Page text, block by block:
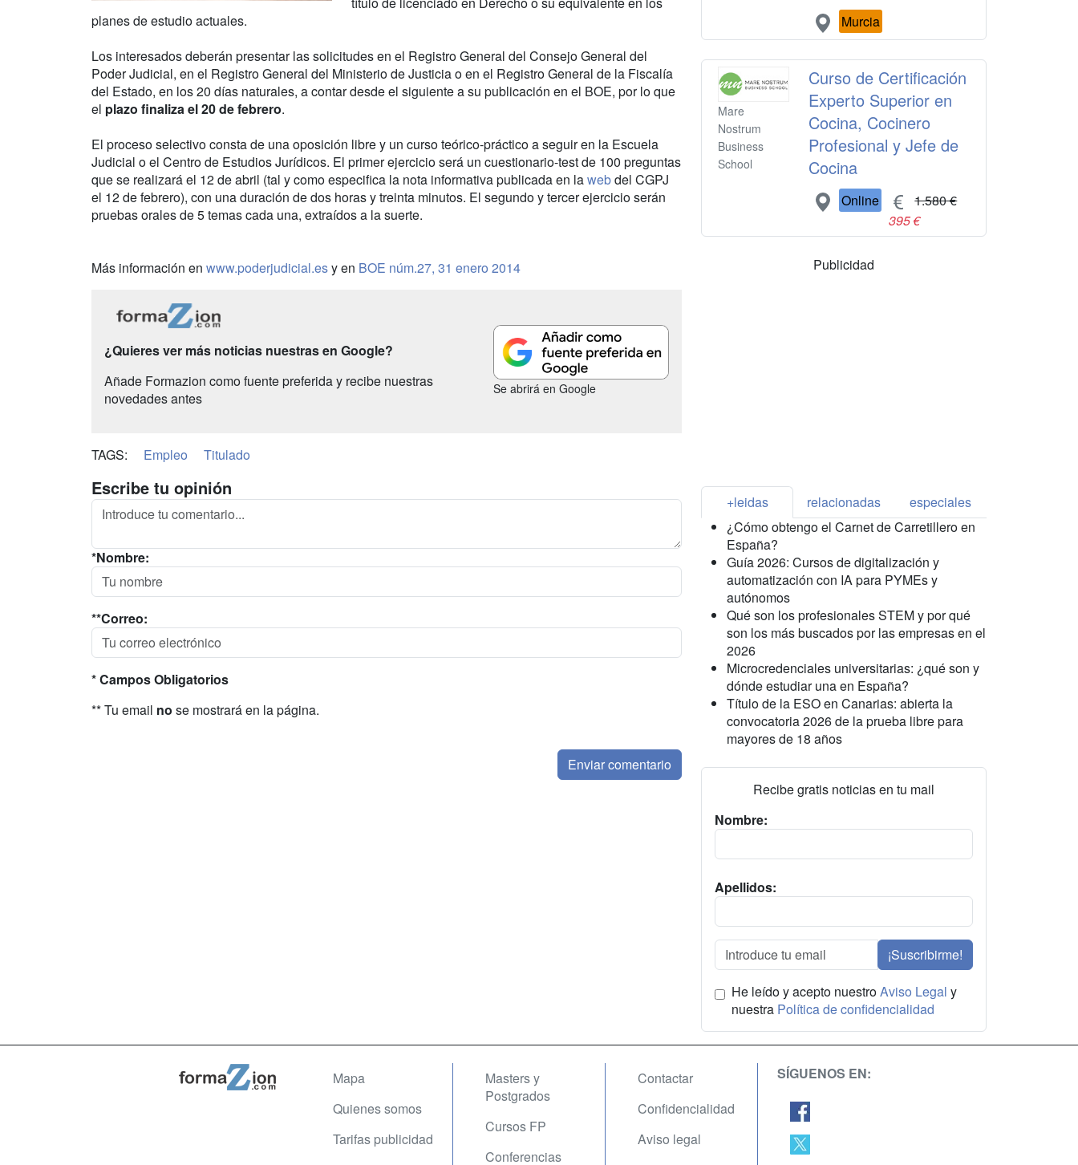
planes de estudio actuales.
Los interesados deberán presentar las solicitudes en el Registro General del Consejo General del
Poder Judicial, en el Registro General del Ministerio de Justicia o en el Registro General de la Fiscalía
del Estado, en los 20 días naturales, a contar desde el siguiente a su publicación en el BOE, por lo que
el plazo finaliza el 20 de febrero.
El proceso selectivo consta de una oposición libre y un curso teórico-práctico a seguir en la Escuela
Judicial o el Centro de Estudios Jurídicos. El primer ejercicio será un cuestionario-test de 100 preguntas
que se realizará el 12 de abril (tal y como especifica la nota informativa publicada en lawebdel CGPJ
el 12 de febrero), con una duración de dos horas y treinta minutos. El segundo y tercer ejercicio serán
pruebas orales de 5 temas cada una, extraídos a la suerte.
Más información en www.poderjudicial.esy en BOE núm.27, 31 enero 2014
¿Quieres ver más noticias nuestras en Google?
Añade Formazion como fuente preferida y recibe nuestras
novedades antes
Se abrirá en Google
TAGS: Empleo Titulado
Escribe tu opinión
*Nombre:
**Correo:
* Campos Obligatorios
** Tu email no se mostrará en la página.
Murcia
Mare
Nostrum
Business
School
Curso de Certificación
Experto Superior en
Cocina, Cocinero
Profesional y Jefe de
Cocina
Online
1.580 €
395 €
Publicidad
+leidas relacionadas
especiales
¿Cómo obtengo el Carnet de Carretillero en
España?
Guía 2026: Cursos de digitalización y
automatización con IA para PYMEs y
autónomos
Qué son los profesionales STEM y por qué
son los más buscados por las empresas en el
2026
Microcredenciales universitarias: ¿qué son y
dónde estudiar una en España?
Título de la ESO en Canarias: abierta la
convocatoria 2026 de la prueba libre para
mayores de 18 años
Recibe gratis noticias en tu mail
Nombre:
Apellidos:
¡Suscribirme!
He leído y acepto nuestroAviso Legal y
nuestra Política de confidencialidad
Mapa
Quienes somos
Tarifas publicidad
Masters y
Postgrados
Cursos FP
Conferencias
Contactar
Confidencialidad
Aviso legal
SÍGUENOS EN: